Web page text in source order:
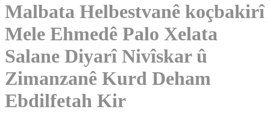
Malbata Helbestvanê koçbakirî
Mele Ehmedê Palo Xelata
Salane Diyarî Nivîskar û
Zimanzanê Kurd Deham
Ebdilfetah Kir